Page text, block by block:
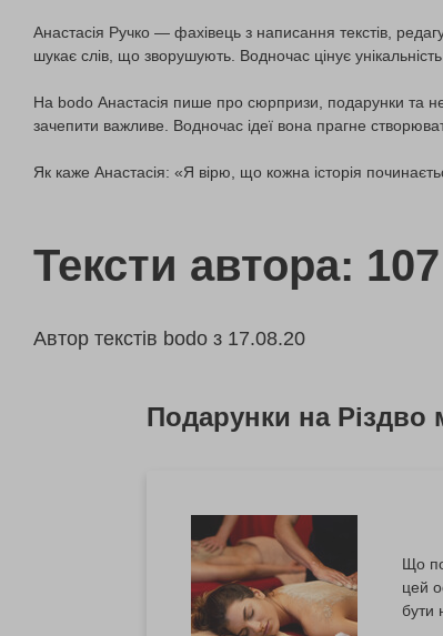
Анастасія Ручко — фахівець з написання текстів,
шукає слів, що зворушують. Водночас цінує
На bodo Анастасія пише про сюрпризи, подарунки та
зачепити важливе. Водночас ідеї вона прагне
Як каже Анастасія: «Я вірю, що кожна історія
Тексти автора: 107
Автор текстів bodo з 17.08.20
Подарунки на Різдво
Що
цей
бути